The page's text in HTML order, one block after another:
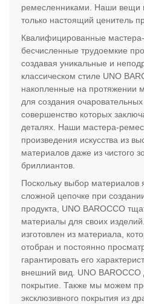
ремесленниками. Наши вещи
только настоящий ценитель
Квалифицированные
бесчисленные трудоемкие
создавая уникальные и
классическом стиле UNO
накопленные на протяжении
для создания очаровательных
совершенство которых
деталях. Наши мастера-
произведения искусства из
материалов даже из чистого
бриллиантов.
Поскольку выбор
сложной цепочке при
продукта, UNO BAROCCO
материалы для своих
изготовлен из материала,
отобран и постоянно
гарантировать его
внешний вид. UNO BAROCCO
покрытие. Также мы можем
эксклюзивного покрытия из